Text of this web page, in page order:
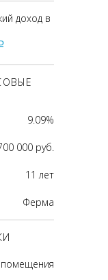
доход в
9.09%
000 руб.
11 лет
Ферма